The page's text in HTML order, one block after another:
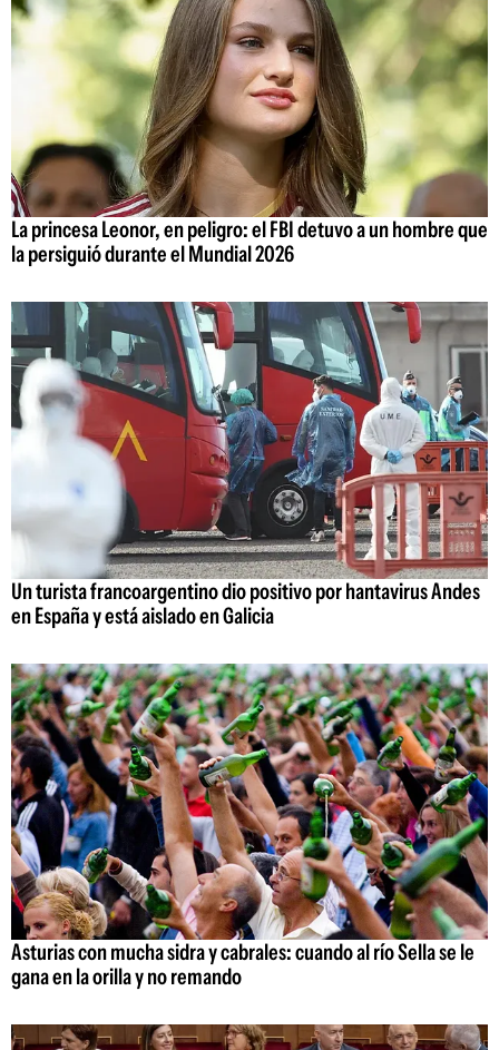
La princesa Leonor, en peligro: el FBI detuvo a un hombre que
la persiguió durante el Mundial 2026
Un turista francoargentino dio positivo por hantavirus Andes
en España y está aislado en Galicia
Asturias con mucha sidra y cabrales: cuando al río Sella se le
gana en la orilla y no remando